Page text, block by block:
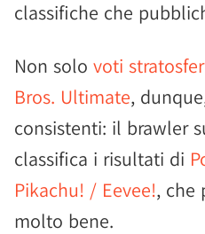
classifiche che
Non solo voti
Bros. Ultimate,
consistenti: il brawler
classifica i risultati di
Pikachu! / Eevee!, che
molto bene.